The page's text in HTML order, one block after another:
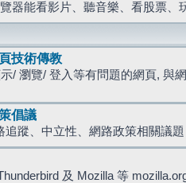
器能看影片、聽音樂、看股票、
技術傳教
/ 瀏覽/ 登入等有問題的網頁, 與
倡議
追蹤、中立性、網路政策相關議題
及 Mozilla 等